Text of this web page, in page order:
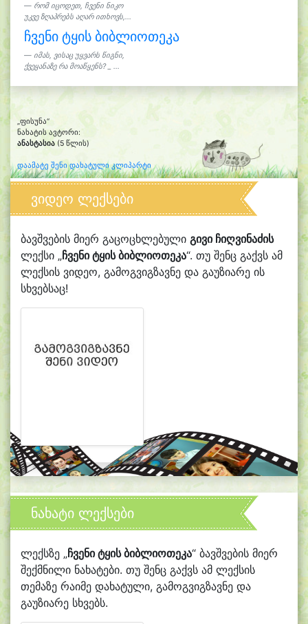
რომ იცოდეთ, ჩვენი ნიკო
უკვე ზღაპრებს აღარ ითხოვს,...
ჩვენი ტყის ბიბლიოთეკა
იმას, ვისაც უყვარს წიგნი,
ქვეყანაზე რა მოაწყენს? _ ...
„ფისუნა“
ნახატის ავტორი:
ანასტასია (5 წლის)
დაამატე შენი დახატული კლიპარტი
ვიდეო ლექსები
ბავშვების მიერ გაცოცხლებული გივი ჩიღვინაძის
ლექსი „ჩვენი ტყის ბიბლიოთეკა“. თუ შენც გაქვს ამ
ლექსის ვიდეო, გამოგვიგზავნე და გაუზიარე ის
სხვებსაც!
ნახატი ლექსები
ლექსზე „ჩვენი ტყის ბიბლიოთეკა“ ბავშვების მიერ
შექმნილი ნახატები. თუ შენც გაქვს ამ ლექსის
თემაზე რაიმე დახატული, გამოგვიგზავნე და
გაუზიარე სხვებს.